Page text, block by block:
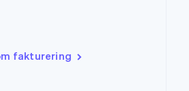
fakturering